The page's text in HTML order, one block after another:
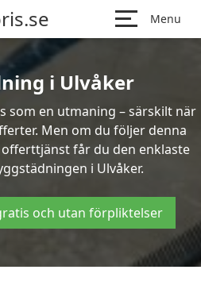
Menu
i Ulvåker
som en utmaning – särskilt när
Men om du följer denna
får du den enklaste
i Ulvåker.
och utan förpliktelser